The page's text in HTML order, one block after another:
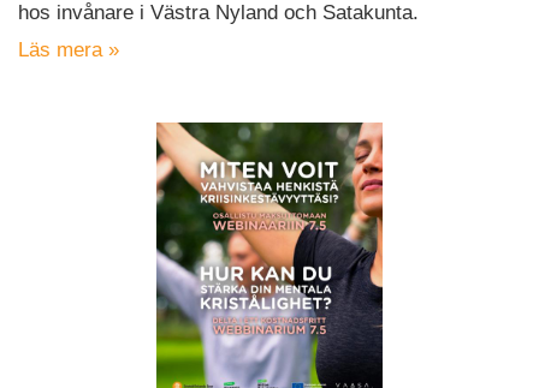
hos invånare i Västra Nyland och Satakunta.
Läs mera »